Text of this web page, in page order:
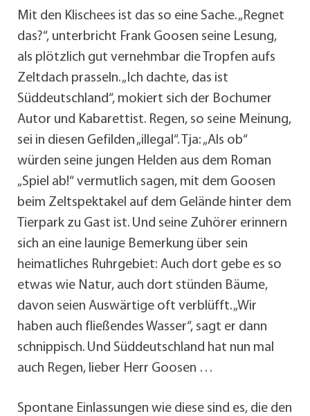
Mit den Klischees ist das so eine Sache. „Regnet
das?“, unterbricht Frank Goosen seine Lesung,
als plötzlich gut vernehmbar die Tropfen aufs
Zeltdach prasseln. „Ich dachte, das ist
Süddeutschland“, mokiert sich der Bochumer
Autor und Kabarettist. Regen, so seine Meinung,
sei in diesen Gefilden „illegal“. Tja: „Als ob“
würden seine jungen Helden aus dem Roman
„Spiel ab!“ vermutlich sagen, mit dem Goosen
beim Zeltspektakel auf dem Gelände hinter dem
Tierpark zu Gast ist. Und seine Zuhörer erinnern
sich an eine launige Bemerkung über sein
heimatliches Ruhrgebiet: Auch dort gebe es so
etwas wie Natur, auch dort stünden Bäume,
davon seien Auswärtige oft verblüfft. „Wir
haben auch fließendes Wasser“, sagt er dann
schnippisch. Und Süddeutschland hat nun mal
auch Regen, lieber Herr Goosen …
Spontane Einlassungen wie diese sind es, die den